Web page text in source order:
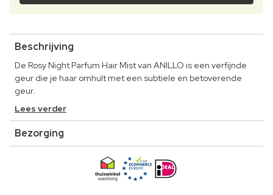
Beschrijving
De Rosy Night Parfum Hair Mist van ANILLO is een verfijnde
geur die je haar omhult met een subtiele en betoverende
geur.
Lees verder
Bezorging